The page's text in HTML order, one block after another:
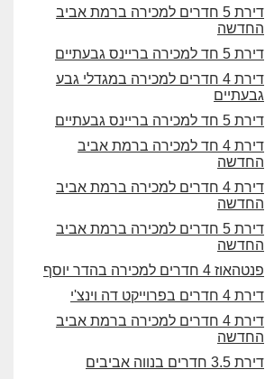
דירת 5 חדרים למכירה ברמת אביב
החדשה
דירת 5 חד למכירה בריינס גבעתיים
דירת 4 חדרים למכירה במגדלי גבע
גבעתיים
דירת 5 חד למכירה בריינס גבעתיים
דירת 4 חד למכירה ברמת אביב
החדשה
דירת 4 חדרים למכירה ברמת אביב
החדשה
דירת 5 חדרים למכירה ברמת אביב
החדשה
פנטהאוז 4 חדרים למכירה בהדר יוסף
דירת 4 חדרים בפרוייקט דה וינצ'י
דירת 4 חדרים למכירה ברמת אביב
החדשה
דירת 3.5 חדרים בנווה אביבים